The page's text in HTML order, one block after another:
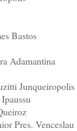
Bastos
Adamantina
Junqueiropolis
Ipaussu
Pres. Venceslau